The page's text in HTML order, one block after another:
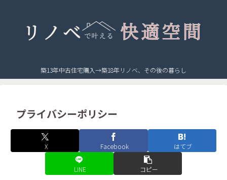
築13年中古住宅購入→築18年リノベ、その後の暮らし
プライバシーポリシー
X Facebook はてブ
LINE コピー